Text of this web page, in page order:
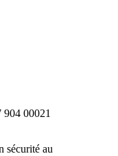
904 00021
sécurité au